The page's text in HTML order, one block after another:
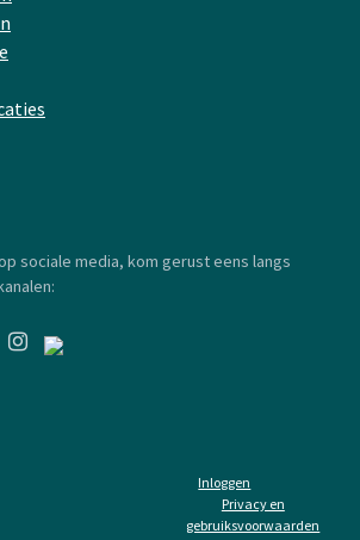
sociale media, kom gerust eens langs
Inloggen
Privacy en
gebruiksvoorwaarden